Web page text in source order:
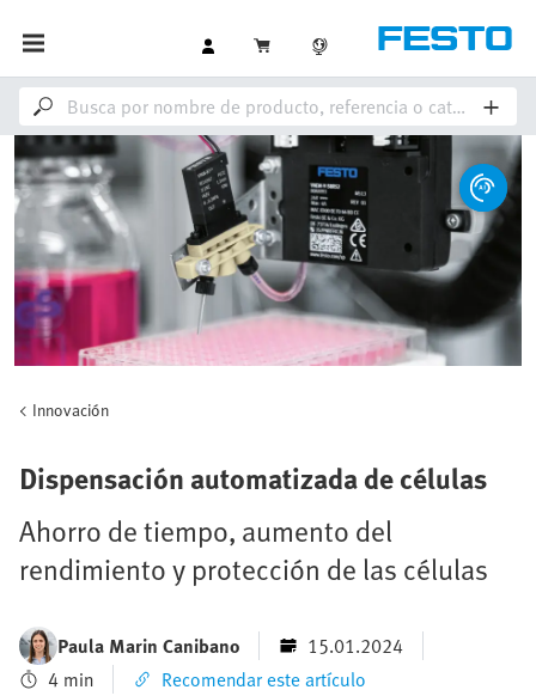
Innovación
Dispensación automatizada de células
Ahorro de tiempo, aumento del
rendimiento y protección de las células
Paula Marin Canibano
15.01.2024
4 min
Recomendar este artículo